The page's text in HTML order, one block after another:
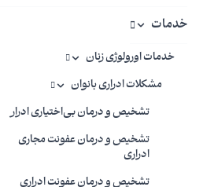
خدمات
خدمات اورولوژی زنان
مشکلات ادراری بانوان
تشخیص و درمان بی‌اختیاری ادرار
تشخیص و درمان عفونت مجاری
ادراری
تشخیص و درمان عفونت ادراری
تشخیص و درمان